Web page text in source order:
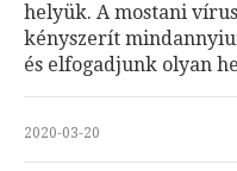
helyük. A mostani
kényszerít
és elfogadjunk olyan
2020-03-20